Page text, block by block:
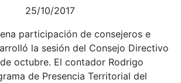
25/10/2017
participación de consejeros e
la sesión del Consejo Directivo
octubre. El contador Rodrigo
de Presencia Territorial del